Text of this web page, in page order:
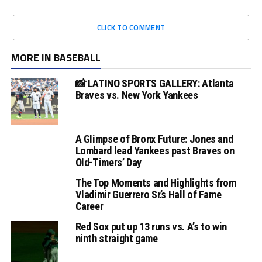
CLICK TO COMMENT
MORE IN BASEBALL
📸 LATINO SPORTS GALLERY: Atlanta
Braves vs. New York Yankees
A Glimpse of Bronx Future: Jones and
Lombard lead Yankees past Braves on
Old-Timers’ Day
The Top Moments and Highlights from
Vladimir Guerrero Sr.’s Hall of Fame
Career
Red Sox put up 13 runs vs. A’s to win
ninth straight game